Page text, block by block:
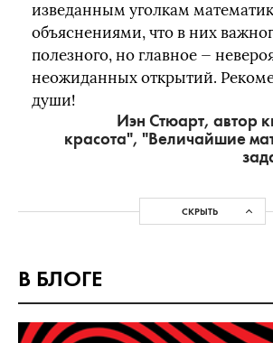
изведанным уголкам
объяснениями, что в них
полезного, но главное —
неожиданных открытий.
души!
Иэн Стюарт, автор
красота", "Величайшие
СКРЫТЬ
В БЛОГЕ